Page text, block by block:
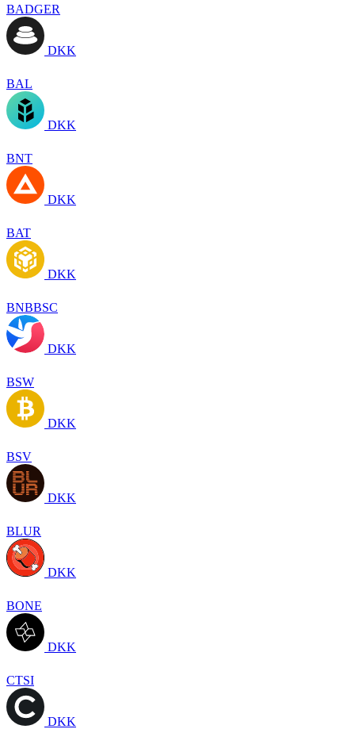
BADGER
DKK
BAL
DKK
BNT
DKK
BAT
DKK
BNBBSC
DKK
BSW
DKK
BSV
DKK
BLUR
DKK
BONE
DKK
CTSI
DKK